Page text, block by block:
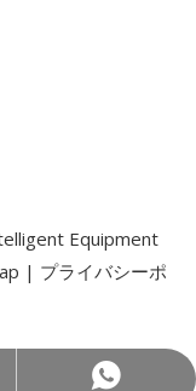
Equipment
| プライバシーポ